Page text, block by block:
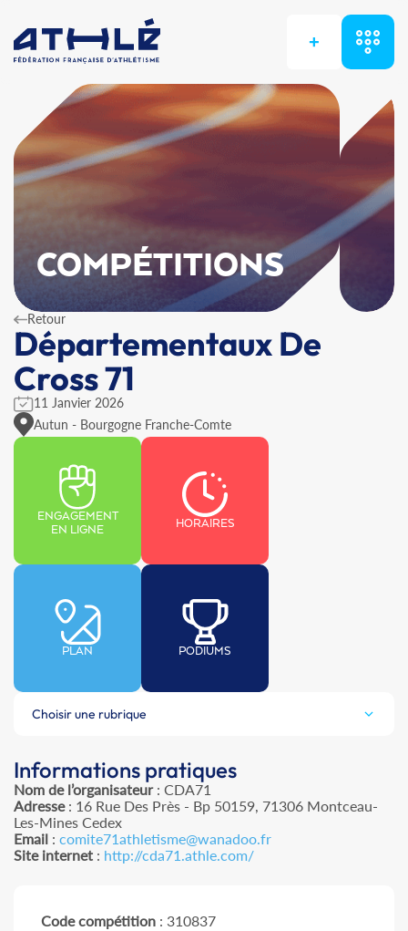
+
COMPÉTITIONS
Retour
Départementaux De
Cross 71
11 Janvier 2026
Autun - Bourgogne Franche-Comte
ENGAGEMENT
EN LIGNE
HORAIRES
PLAN PODIUMS
Choisir une rubrique
Informations pratiques
Nom de l’organisateur: CDA71
Adresse: 16 Rue Des Près - Bp 50159, 71306 Montceau-
Les-Mines Cedex
Email : comite71athletisme@wanadoo.fr
Site internet : http://cda71.athle.com/
Code compétition : 310837